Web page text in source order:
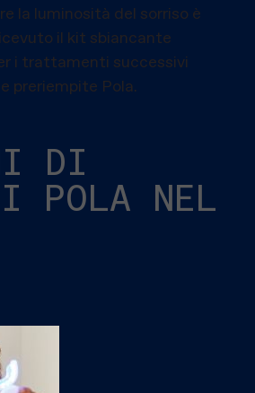
la luminosità del sorriso è
il kit sbiancante
i trattamenti successivi
preriempite Pola.
DI
POLA NEL